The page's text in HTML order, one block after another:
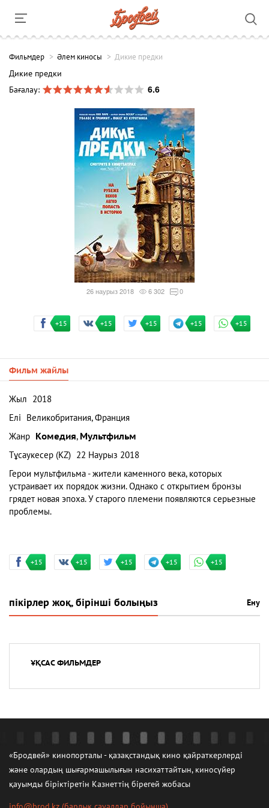
Фильмдер Әлем киносы Дикие предки
Дикие предки
Бағалау:
6.6
26 наурыз 2018 6 302 0
+15 +15 +15 +15 +15
Фильм жайлы
Жыл
2018
Елі
Великобритания, Франция
Жанр Комедия, Мультфильм
Тұсаукесер (KZ) 22 Наурыз 2018
Герои мультфильма - жители каменного века, которых
устраивает их порядок жизни. Однако с открытием бронзы
грядет новая эпоха. У старого племени появляются серьезные
проблемы.
+15 +15 +15 +15 +15
пікірлер жоқ, бірінші болыңыз Ену
ҰҚСАС ФИЛЬМДЕР
«Бродвей» кинопорталы - қазақстандық кино қайраткерлерді
және олардың шығармашылығын насихаттайтын, киносүйер
қауымды біріктіретін Казнеттің бірегей жобасы